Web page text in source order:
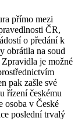
přímo mezi
ČR,
o předání k
obrátila na soud
je možné
pak zašle své
řízení českému
osoba v České
poslední trvalý